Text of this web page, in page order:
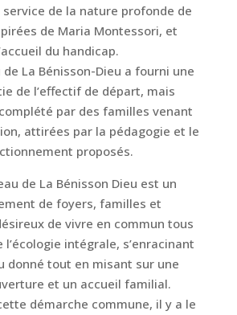
service de la nature profonde de
de Maria Montessori, et
du handicap.
de La Bénisson-Dieu a fourni une
de l’effectif de départ, mais
par des familles venant
attirées par la pédagogie et le
proposés.
de La Bénisson Dieu est un
de foyers, familles et
de vivre en commun tous
l’écologie intégrale, s’enracinant
donné tout en misant sur une
et un accueil familial.
démarche commune, il y a le